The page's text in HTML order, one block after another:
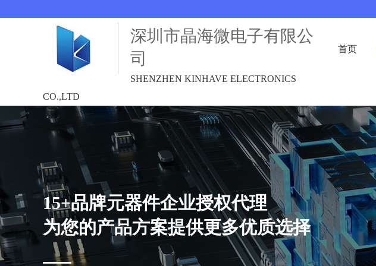
深圳市晶海微电子有限公
司
SHENZHEN KINHAVE ELECTRONICS
CO.,LTD
首页
15+品牌元器件企业授权代理
为您的产品方案提供更多优质选择